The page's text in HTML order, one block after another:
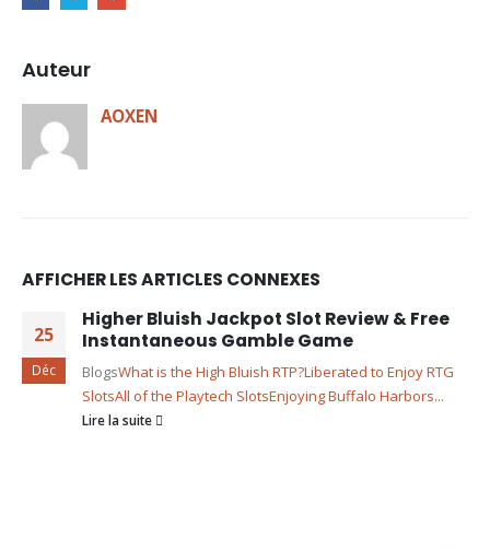
Auteur
AOXEN
AFFICHER LES ARTICLES CONNEXES
25
Déc
Higher Bluish Jackpot Slot Review & Free
Instantaneous Gamble Game
BlogsWhat is the High Bluish RTP?Liberated to Enjoy RTG
SlotsAll of the Playtech SlotsEnjoying Buffalo Harbors...
Lire la suite